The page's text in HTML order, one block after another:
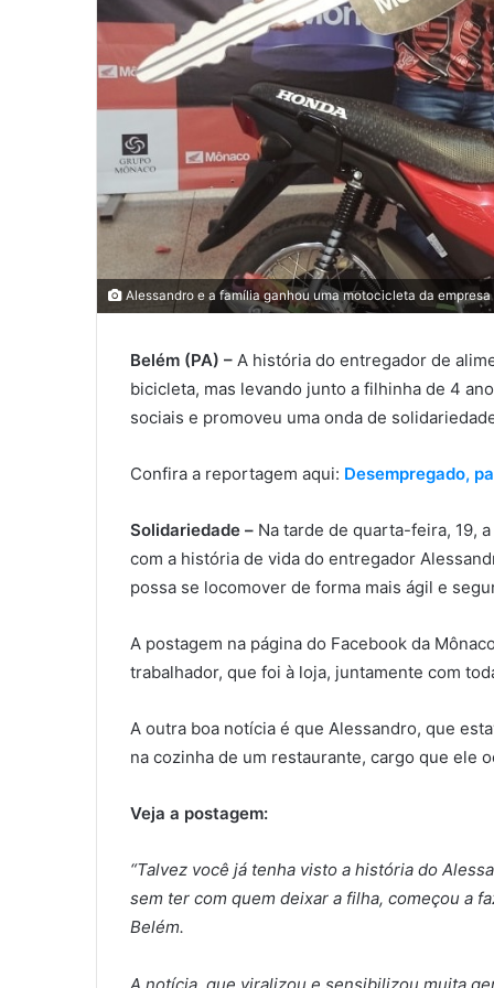
Alessandro e a família ganhou uma motocicleta da
Belém (PA) – A história do entregador de
bicicleta, mas levando junto a filhinha de 4
sociais e promoveu uma onda de
Confira a reportagem aqui: Desempregado,
Solidariedade – Na tarde de quarta-feira, 19,
com a história de vida do entregador
possa se locomover de forma mais ágil e
A postagem na página do Facebook da
trabalhador, que foi à loja, juntamente com
A outra boa notícia é que Alessandro, que
na cozinha de um restaurante, cargo que ele
Veja a postagem:
“Talvez você já tenha visto a história do
sem ter com quem deixar a filha, começou a
Belém.